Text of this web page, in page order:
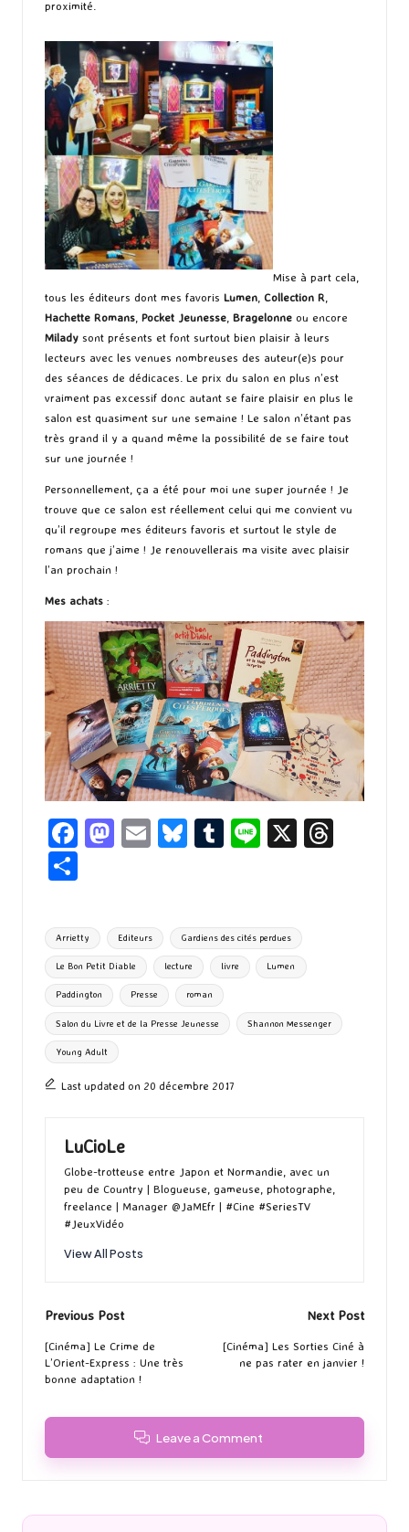
proximité.
Mise à part cela,
tous les éditeurs dont mes favoris Lumen Collection R
Hachette Romans Pocket Jeunesse Bragelonne ou encore
Milady sont présents et font surtout bien plaisir à leurs
lecteurs avec les venues nombreuses des auteur(e)s pour
des séances de dédicaces. Le prix du salon en plus n’est
vraiment pas excessif donc autant se faire plaisir en plus le
salon est quasiment sur une semaine ! Le salon n’étant pas
très grand il y a quand même la possibilité de se faire tout
sur une journée !
Personnellement, ça a été pour moi une super journée ! Je
trouve que ce salon est réellement celui qui me convient vu
qu’il regroupe mes éditeurs favoris et surtout le style de
romans que j’aime ! Je renouvellerais ma visite avec plaisir
l’an prochain !
Mes achats :
Fa
o
o
k
M
d
o
n
E
l
Bl
ky
T
bl
r
Li X
ta
g
er
Tags:
Arrietty Editeurs Gardiens des cités perdues
Le Bon Petit Diable lecture livre Lumen
Paddington Presse roman
Salon du Livre et de la Presse Jeunesse Shannon Messenger
Young Adult
Last updated on 20 décembre 2017
LuCioLe
Globe-trotteuse entre Japon et Normandie, avec un
peu de Country | Blogueuse, gameuse, photographe,
freelance | Manager @JaMEfr | #Cine #SeriesTV
#JeuxVidéo
View All Posts
Post
navigation
Previous Post
[Cinéma] Le Crime de
L’Orient-Express : Une très
bonne adaptation !
Next Post
[Cinéma] Les Sorties Ciné à
ne pas rater en janvier !
Leave a Comment